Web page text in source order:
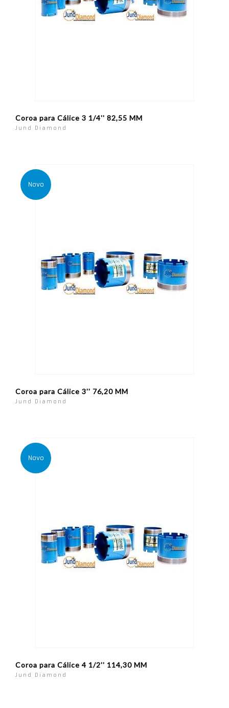
Coroa para Cálice 3 1/4'' 82,55 MM
Jund Diamond
Novo
Coroa para Cálice 3'' 76,20 MM
Jund Diamond
Novo
Coroa para Cálice 4 1/2'' 114,30 MM
Jund Diamond